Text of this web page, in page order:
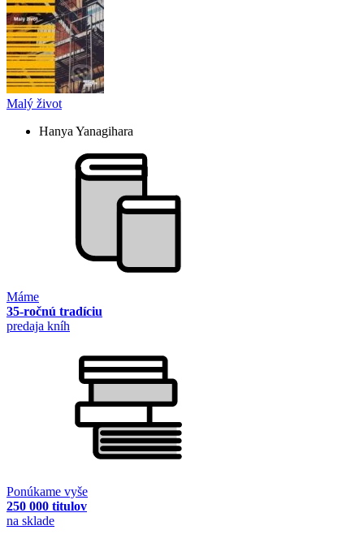
Malý život
Hanya Yanagihara
Máme
35-ročnú tradíciu
predaja kníh
Ponúkame vyše
250 000 titulov
na sklade